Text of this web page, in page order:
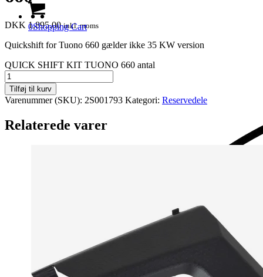
0Shopping Cart
DKK 1,895.00 inkl. moms
Quickshift for Tuono 660 gælder ikke 35 KW version
QUICK SHIFT KIT TUONO 660 antal
Tilføj til kurv
Varenummer (SKU): 2S001793 Kategori: Reservedele
Relaterede varer